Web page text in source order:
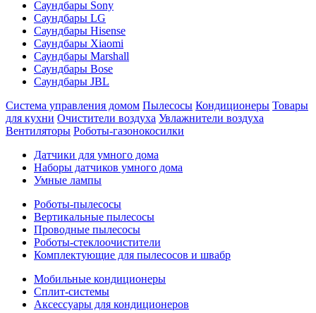
Саундбары Sony
Саундбары LG
Саундбары Hisense
Саундбары Xiaomi
Саундбары Marshall
Саундбары Bose
Саундбары JBL
Система управления домом Пылесосы Кондиционеры Товары
для кухни Очистители воздуха Увлажнители воздуха
Вентиляторы Роботы-газонокосилки
Датчики для умного дома
Наборы датчиков умного дома
Умные лампы
Роботы-пылесосы
Вертикальные пылесосы
Проводные пылесосы
Роботы-стеклоочистители
Комплектующие для пылесосов и швабр
Мобильные кондиционеры
Сплит-системы
Аксессуары для кондиционеров